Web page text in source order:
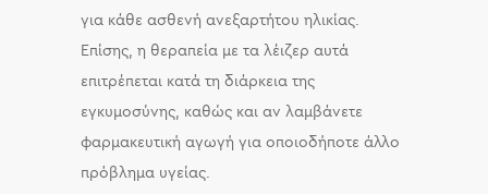
για κάθε ασθενή ανεξαρτήτου ηλικίας.
Επίσης, η θεραπεία με τα λέιζερ αυτά
επιτρέπεται κατά τη διάρκεια της
εγκυμοσύνης, καθώς και αν λαμβάνετε
φαρμακευτική αγωγή για οποιοδήποτε άλλο
πρόβλημα υγείας.